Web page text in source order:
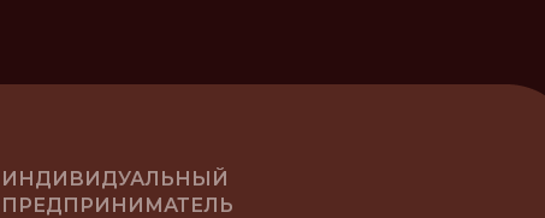
ИНДИВИДУАЛЬНЫЙ
ПРЕДПРИНИМАТЕЛЬ